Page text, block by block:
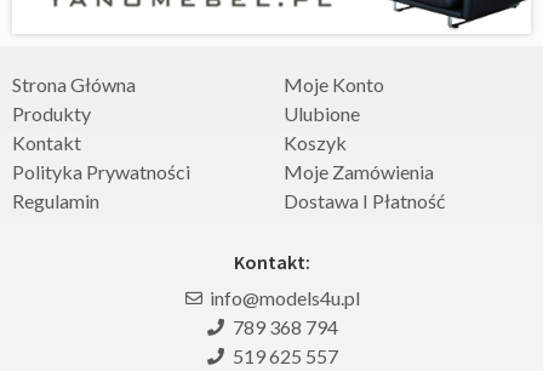
Strona Główna
Produkty
Kontakt
Polityka Prywatności
Regulamin
Moje Konto
Ulubione
Koszyk
Moje Zamówienia
Dostawa I Płatność
Kontakt:
info@models4u.pl
789 368 794
519 625 557